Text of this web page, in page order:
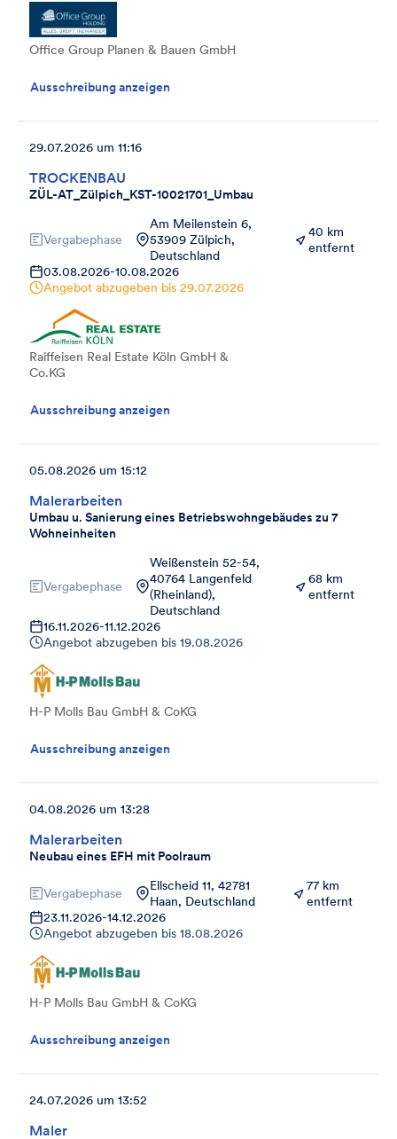
Office Group Planen & Bauen GmbH
Ausschreibung anzeigen
TROCKENBAU
ZÜL-AT_Zülpich_KST-10021701_Umbau
29.07.2026 um 11:16
Vergabephase
Am Meilenstein 6,
53909 Zülpich,
Deutschland
40 km
entfernt
03.08.2026-10.08.2026
Angebot abzugeben bis 29.07.2026
Raiffeisen Real Estate Köln GmbH &
Co.KG
Ausschreibung anzeigen
Malerarbeiten
Umbau u. Sanierung eines Betriebswohngebäudes zu 7
Wohneinheiten
05.08.2026 um 15:12
Vergabephase
Weißenstein 52-54,
40764 Langenfeld
(Rheinland),
Deutschland
68 km
entfernt
16.11.2026-11.12.2026
Angebot abzugeben bis 19.08.2026
H-P Molls Bau GmbH & CoKG
Ausschreibung anzeigen
Malerarbeiten
Neubau eines EFH mit Poolraum
04.08.2026 um 13:28
Vergabephase
Ellscheid 11, 42781
Haan, Deutschland
77 km
entfernt
23.11.2026-14.12.2026
Angebot abzugeben bis 18.08.2026
H-P Molls Bau GmbH & CoKG
Ausschreibung anzeigen
Maler
24.07.2026 um 13:52